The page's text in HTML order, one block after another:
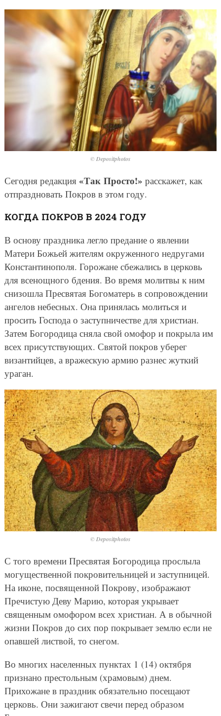
© Depositphotos
Сегодня редакция «Так Просто!» расскажет, как
отпраздновать Покров в этом году.
КОГДА ПОКРОВ В 2024 ГОДУ
В основу праздника легло предание о явлении
Матери Божьей жителям окруженного недругами
Константинополя. Горожане сбежались в церковь
для всенощного бдения. Во время молитвы к ним
снизошла Пресвятая Богоматерь в сопровождении
ангелов небесных. Она принялась молиться и
просить Господа о заступничестве для христиан.
Затем Богородица сняла свой омофор и покрыла им
всех присутствующих. Святой покров уберег
византийцев, а вражескую армию разнес жуткий
ураган.
© Depositphotos
С того времени Пресвятая Богородица прослыла
могущественной покровительницей и заступницей.
На иконе, посвященной Покрову, изображают
Пречистую Деву Марию, которая укрывает
священным омофором всех христиан. А в обычной
жизни Покров до сих пор покрывает землю если не
опавшей листвой, то снегом.
Во многих населенных пунктах 1 (14) октября
признано престольным (храмовым) днем.
Прихожане в праздник обязательно посещают
церковь. Они зажигают свечи перед образом